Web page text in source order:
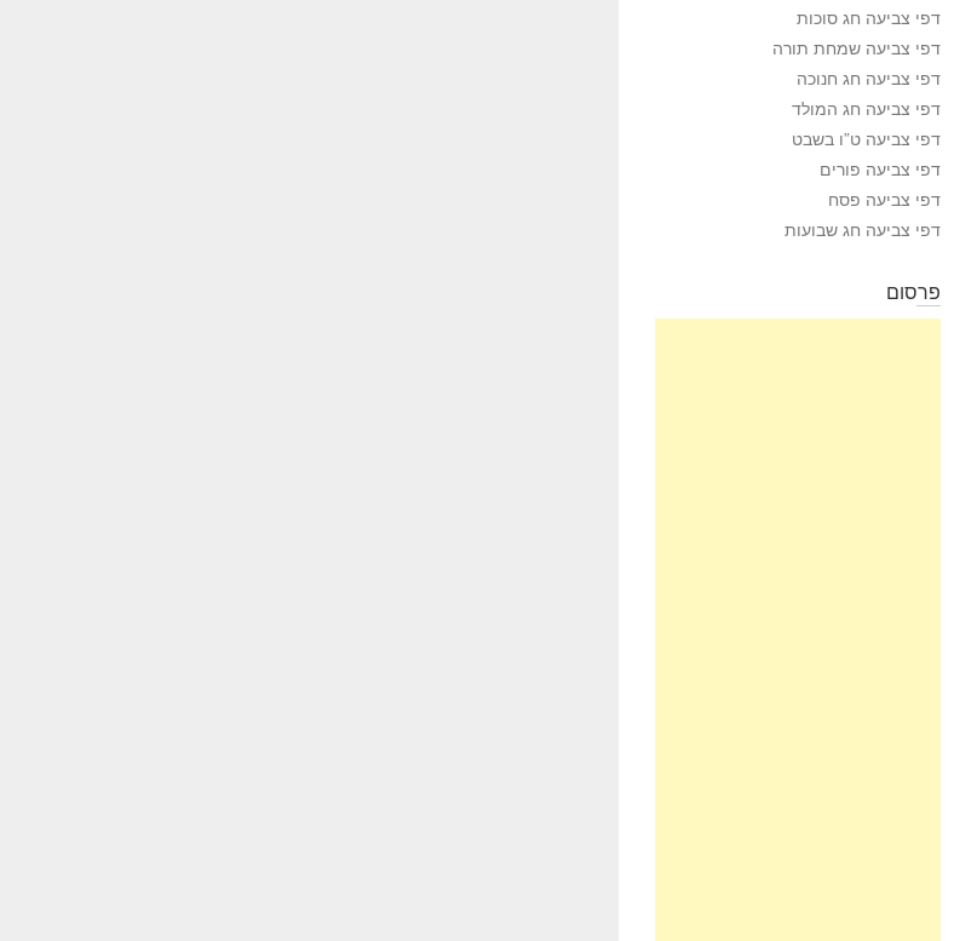
דפי צביעה חג סוכות
דפי צביעה שמחת תורה
דפי צביעה חג חנוכה
דפי צביעה חג המולד
דפי צביעה ט”ו בשבט
דפי צביעה פורים
דפי צביעה פסח
דפי צביעה חג שבועות
פרסום